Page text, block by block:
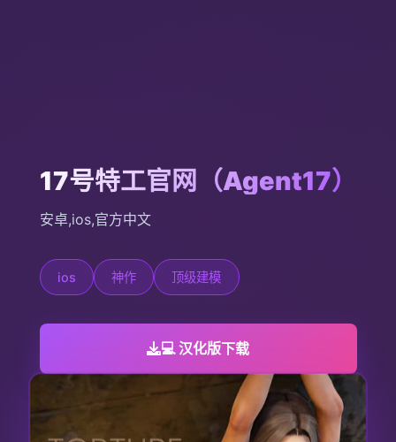
17号特工官网（Agent17）
安卓,ios,官方中文
ios 神作 顶级建模
💻 汉化版下载